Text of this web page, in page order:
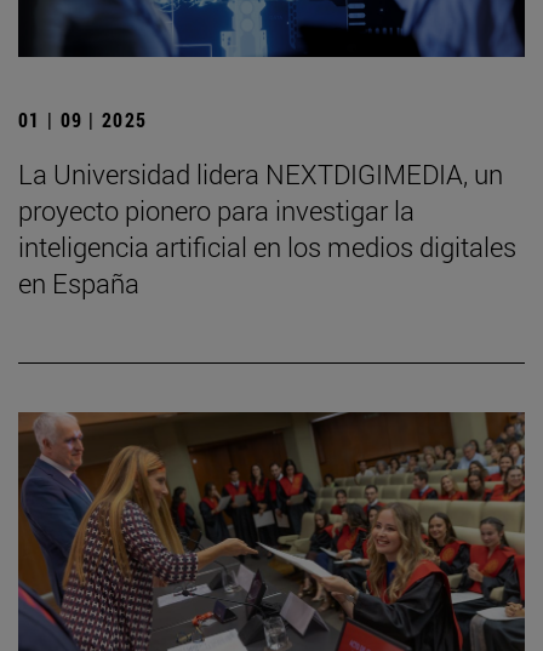
01 | 09 | 2025
La Universidad lidera NEXTDIGIMEDIA, un
proyecto pionero para investigar la
inteligencia artificial en los medios digitales
en España